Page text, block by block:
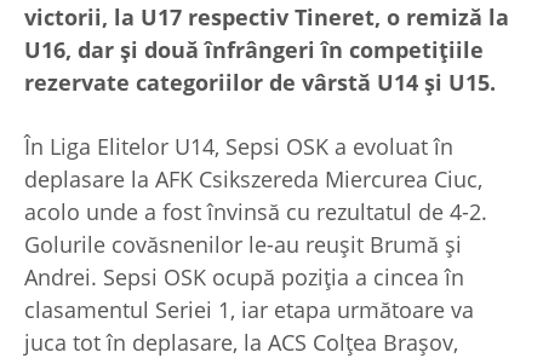
victorii, la U17 respectiv Tineret, o remiză la
U16, dar și două înfrângeri în competițiile
rezervate categoriilor de vârstă U14 și U15.
În Liga Elitelor U14, Sepsi OSK a evoluat în
deplasare la AFK Csikszereda Miercurea Ciuc,
acolo unde a fost învinsă cu rezultatul de 4-2.
Golurile covăsnenilor le-au reușit Brumă și
Andrei. Sepsi OSK ocupă poziția a cincea în
clasamentul Seriei 1, iar etapa următoare va
juca tot în deplasare, la ACS Colțea Brașov,